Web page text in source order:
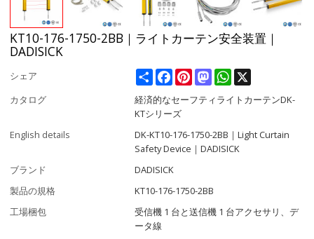
KT10-176-1750-2BB｜ライトカーテン安全装置｜
DADISICK
シェア ShareFacebookPinterestMastodonWhatsApp
カタログ
経済的なセーフティライトカーテンDK-
KTシリーズ
English details
DK-KT10-176-1750-2BB｜Light Curtain
Safety Device｜DADISICK
ブランド
DADISICK
製品の規格
KT10-176-1750-2BB
工場梱包
受信機 1 台と送信機 1 台アクセサリ、デ
ータ線